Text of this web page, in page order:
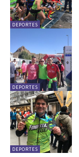
DEPORTES
DEPORTES
DEPORTES